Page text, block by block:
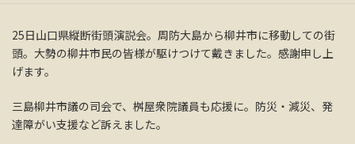
25日山口県縦断街頭演説会。周防大島から柳井市に移動しての街
頭。大勢の柳井市民の皆様が駆けつけて戴きました。感謝申し上
げます。
三島柳井市議の司会で、桝屋衆院議員も応援に。防災・減災、発
達障がい支援など訴えました。